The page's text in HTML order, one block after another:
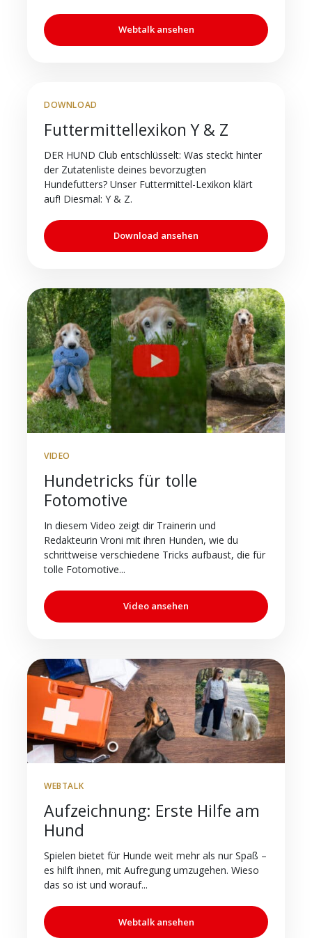
Webtalk ansehen
DOWNLOAD
Futtermittellexikon Y & Z
DER HUND Club entschlüsselt: Was steckt hinter
der Zutatenliste deines bevorzugten
Hundefutters? Unser Futtermittel-Lexikon klärt
auf! Diesmal: Y & Z.
Download ansehen
VIDEO
Hundetricks für tolle
Fotomotive
In diesem Video zeigt dir Trainerin und
Redakteurin Vroni mit ihren Hunden, wie du
schrittweise verschiedene Tricks aufbaust, die für
tolle Fotomotive...
Video ansehen
WEBTALK
Aufzeichnung: Erste Hilfe am
Hund
Spielen bietet für Hunde weit mehr als nur Spaß –
es hilft ihnen, mit Aufregung umzugehen. Wieso
das so ist und worauf...
Webtalk ansehen